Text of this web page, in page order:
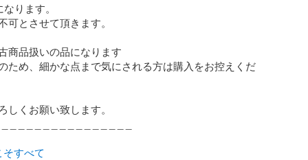
ります。
可とさせて頂きます。
商品扱いの品になります
ため、細かな点まで気にされる方は購入をお控えくだ
しくお願い致します。
すべて